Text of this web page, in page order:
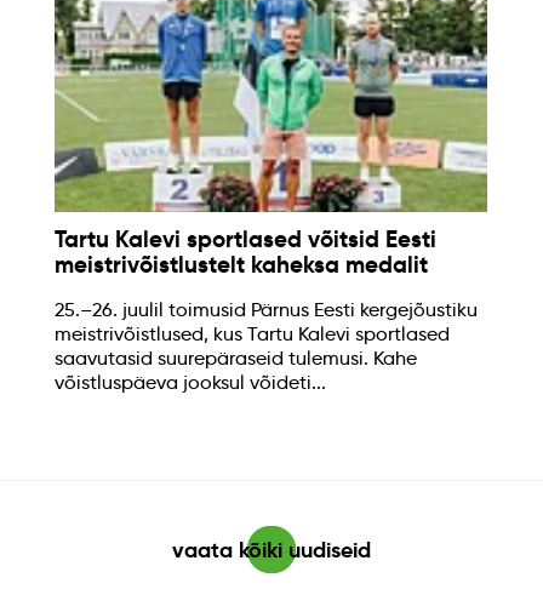
Tartu Kalevi sportlased võitsid Eesti
meistrivõistlustelt kaheksa medalit
25.–26. juulil toimusid Pärnus Eesti kergejõustiku
meistrivõistlused, kus Tartu Kalevi sportlased
saavutasid suurepäraseid tulemusi. Kahe
võistluspäeva jooksul võideti...
vaata kõiki uudiseid